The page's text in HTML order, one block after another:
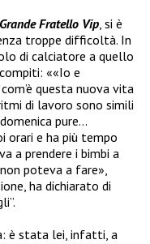
Grande Fratello Vip , si è
troppe difficoltà. In
di calciatore a quello
««Io e
questa nuova vita
di lavoro sono simili
pure…
orari e ha più tempo
a prendere i bimbi a
poteva a fare»,
ha dichiarato di
è stata lei, infatti, a